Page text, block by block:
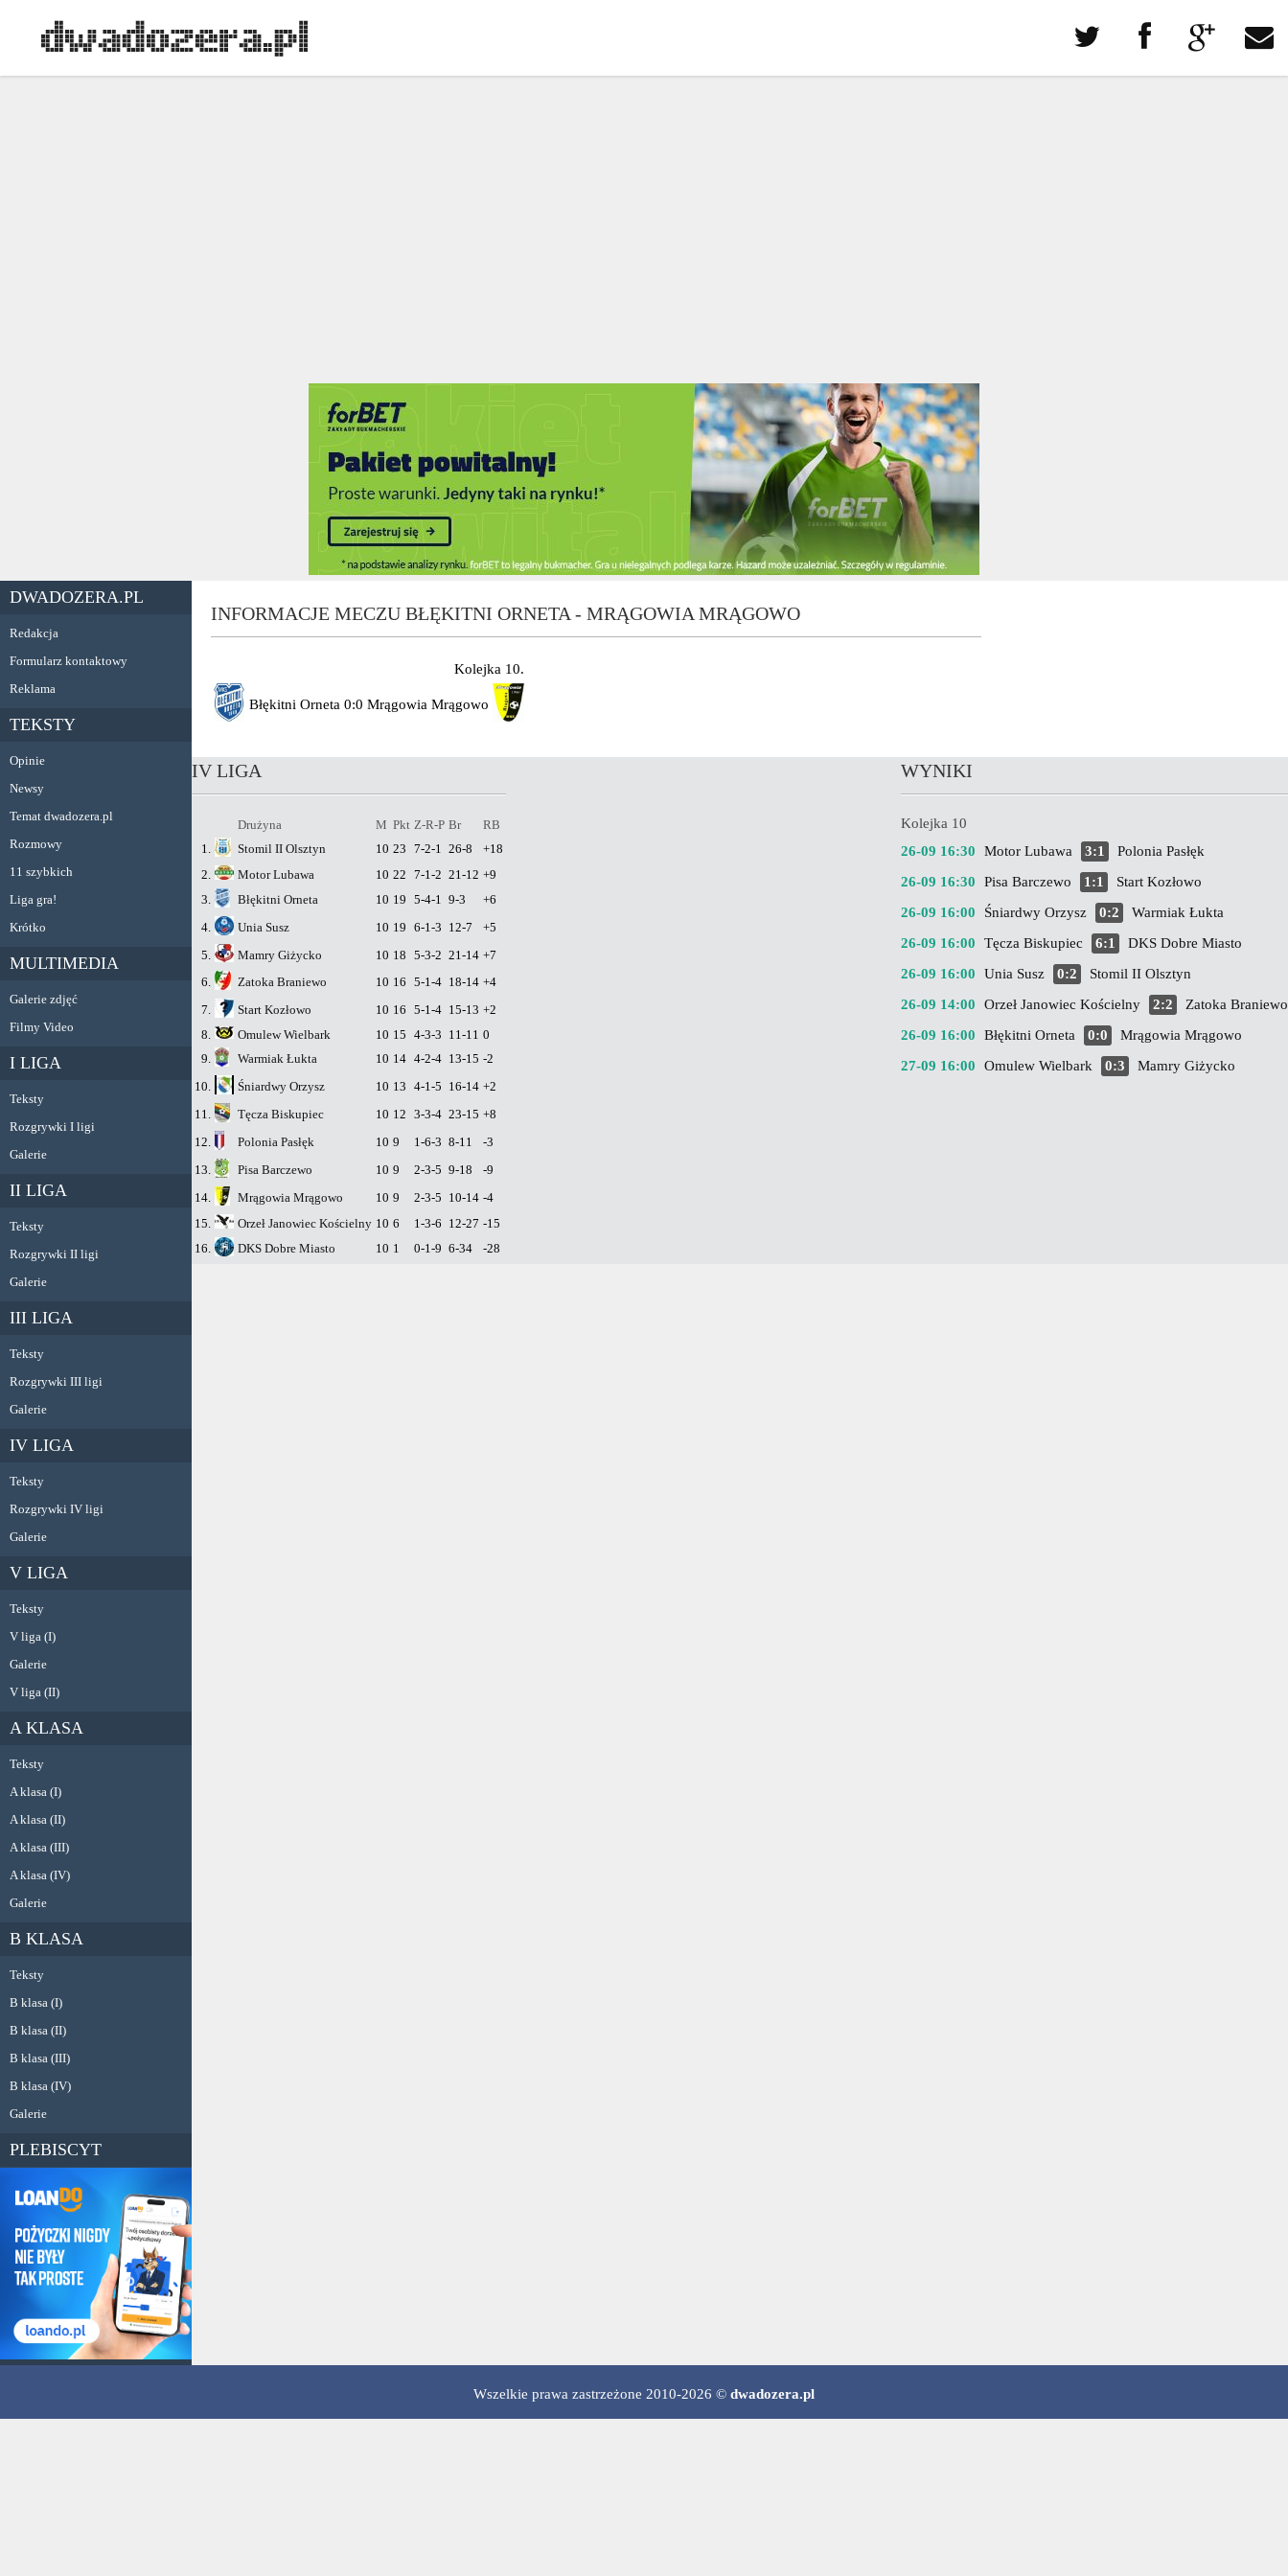
DWADOZERA.PL
Redakcja
Formularz kontaktowy
Reklama
TEKSTY
Opinie
Newsy
Temat dwadozera.pl
Rozmowy
11 szybkich
Liga gra!
Krótko
MULTIMEDIA
Galerie zdjęć
Filmy Video
I LIGA
Teksty
Rozgrywki I ligi
Galerie
II LIGA
Teksty
Rozgrywki II ligi
Galerie
III LIGA
Teksty
Rozgrywki III ligi
Galerie
IV LIGA
Teksty
Rozgrywki IV ligi
Galerie
V LIGA
Teksty
V liga (I)
Galerie
V liga (II)
A KLASA
Teksty
A klasa (I)
A klasa (II)
A klasa (III)
A klasa (IV)
Galerie
B KLASA
Teksty
B klasa (I)
B klasa (II)
B klasa (III)
B klasa (IV)
Galerie
PLEBISCYT
INFORMACJE MECZU BŁĘKITNI ORNETA - MRĄGOWIA MRĄGOWO
Kolejka 10.
Błękitni Orneta 0:0 Mrągowia Mrągowo
IV LIGA
Drużyna M Pkt Z-R-P Br
RB
1.
Stomil II Olsztyn 10 23 7-2-1 26-8
+18
2.
Motor Lubawa 10 22 7-1-2 21-12 +9
3.
Błękitni Orneta 10 19 5-4-1 9-3
+6
4.
Unia Susz 10 19 6-1-3 12-7
+5
5.
Mamry Giżycko 10 18 5-3-2 21-14 +7
6.
Zatoka Braniewo 10 16 5-1-4 18-14 +4
7.
Start Kozłowo 10 16 5-1-4 15-13 +2
8.
Omulew Wielbark 10 15 4-3-3 11-11 0
9.
Warmiak Łukta 10 14 4-2-4 13-15 -2
10.
Śniardwy Orzysz 10 13 4-1-5 16-14 +2
11.
Tęcza Biskupiec 10 12 3-3-4 23-15 +8
12.
Polonia Pasłęk 10 9 1-6-3 8-11
-3
13.
Pisa Barczewo 10 9 2-3-5 9-18
-9
14.
Mrągowia Mrągowo 10 9 2-3-5 10-14 -4
15.
Orzeł Janowiec Kościelny 10 6 1-3-6 12-27 -15
16.
DKS Dobre Miasto 10 1 0-1-9 6-34 -28
WYNIKI
Kolejka 10
26-09 16:30
Motor Lubawa 3:1
Polonia Pasłęk
26-09 16:30
Pisa Barczewo 1:1
Start Kozłowo
26-09 16:00
Śniardwy Orzysz 0:2
Warmiak Łukta
26-09 16:00
Tęcza Biskupiec 6:1
DKS Dobre Miasto
26-09 16:00
Unia Susz 0:2
Stomil II Olsztyn
26-09 14:00
Orzeł Janowiec Kościelny 2:2
Zatoka Braniewo
26-09 16:00
Błękitni Orneta 0:0
Mrągowia Mrągowo
27-09 16:00
Omulew Wielbark 0:3 Mamry Giżycko
Wszelkie prawa zastrzeżone 2010-2026 © dwadozera.pl